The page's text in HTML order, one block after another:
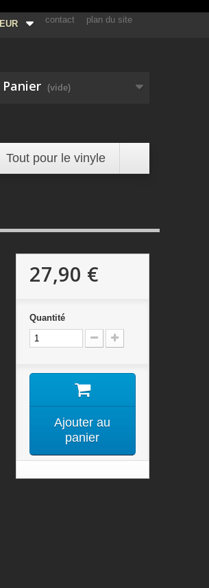
contact plan du site
EUR
Panier (vide)
Tout pour le vinyle
27,90 €
Quantité
Ajouter au
panier